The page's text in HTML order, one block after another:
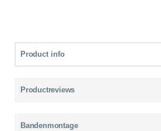
Product info
Productreviews
Bandenmontage